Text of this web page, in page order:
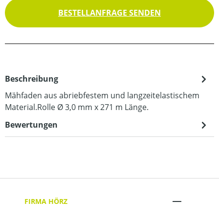
BESTELLANFRAGE SENDEN
Beschreibung
Mähfaden aus abriebfestem und langzeitelastischem
Material.Rolle Ø 3,0 mm x 271 m Länge.
Bewertungen
FIRMA HÖRZ